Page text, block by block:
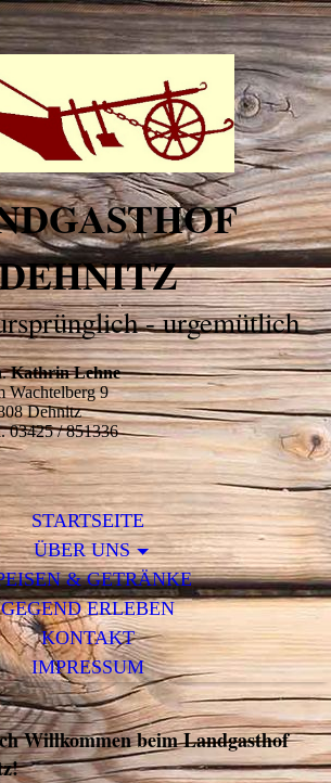
- urgemütlich
Kathrin Lehne
Wachtelberg 9
Dehnitz
03425 / 851336
STARTSEITE
ÜBER UNS
& GETRÄNKE
GEGEND ERLEBEN
KONTAKT
IMPRESSUM
Willkommen beim Landgasthof